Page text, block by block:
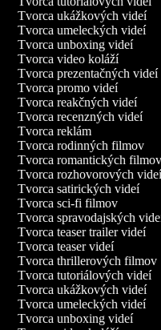
Tvorca ukážkových videí
Tvorca umeleckých videí
Tvorca unboxing videí
Tvorca video koláží
Tvorca prezentačných videí
Tvorca promo videí
Tvorca reakčných videí
Tvorca recenzných videí
Tvorca reklám
Tvorca rodinných filmov
Tvorca romantických filmov
Tvorca rozhovorových videí
Tvorca satirických videí
Tvorca sci-fi filmov
Tvorca spravodajských videí
Tvorca teaser trailer videí
Tvorca teaser videí
Tvorca thrillerových filmov
Tvorca tutoriálových videí
Tvorca ukážkových videí
Tvorca umeleckých videí
Tvorca unboxing videí